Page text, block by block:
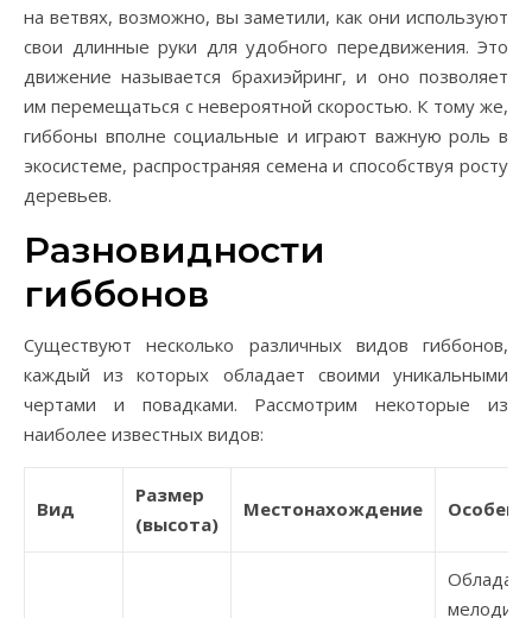
на ветвях, возможно, вы заметили, как они используют
свои длинные руки для удобного передвижения. Это
движение называется брахиэйринг, и оно позволяет
им перемещаться с невероятной скоростью. К тому же,
гиббоны вполне социальные и играют важную роль в
экосистеме, распространяя семена и способствуя росту
деревьев.
Разновидности
гиббонов
Существуют несколько различных видов гиббонов,
каждый из которых обладает своими уникальными
чертами и повадками. Рассмотрим некоторые из
наиболее известных видов:
Вид
Размер
(высота)
Местонахождение
Обладает